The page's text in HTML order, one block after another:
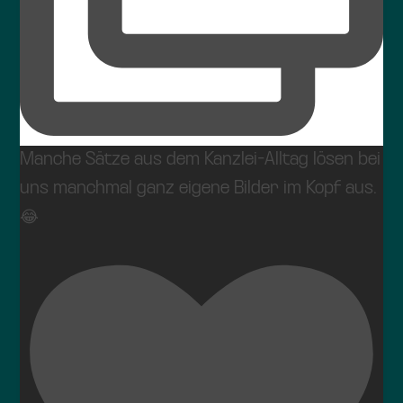
Manche Sätze aus dem Kanzlei-Alltag lösen bei
uns manchmal ganz eigene Bilder im Kopf aus.
😂